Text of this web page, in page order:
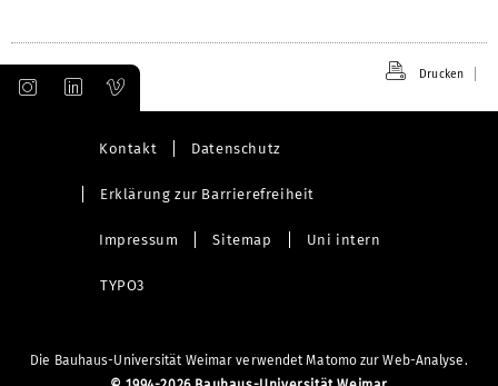
Drucken
Kontakt Datenschutz
Erklärung zur Barrierefreiheit
Impressum Sitemap Uni intern
TYPO3
Die Bauhaus-Universität Weimar verwendet Matomo zur Web-Analyse.